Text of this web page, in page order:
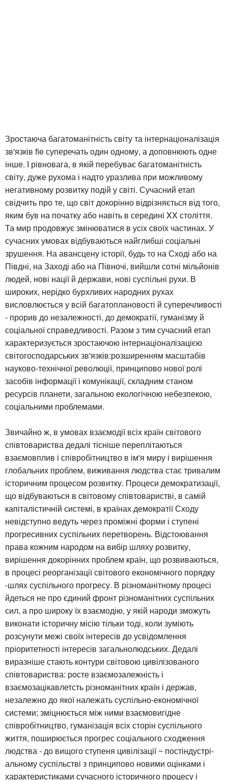
Зростаюча багатоманітність світу та інтернаціоналізація
зв'язків fie суперечать один одному, а доповнюють одне
інше. І рівновага, в якій перебуває багатоманітність
світу, дуже рухома і надто уразлива при можливому
негативному розвитку подій у світі. Сучасний етап
свідчить про те, що світ докорінно відрізняється від того,
яким був на початку або навіть в середині XX століття.
Та мир продовжує змінюватися в усіх своїх частинах. У
сучасних умовах відбуваються найглибші соціальні
зрушення. На авансцену історії, будь то на Сході або на
Півдні, на Заході або на Півночі, вийшли сотні мільйонів
людей, нові нації й держави, нові суспільні рухи. В
широких, нерідко бурхливих народних рухах
висловлюється у всій багатоплановості й суперечливості
- прорив до незалежності, до демократії, гуманізму й
соціальної справедливості. Разом з тим сучасний етап
характеризується зростаючою інтернаціоналізацією
світогосподарських зв'язків:розширенням масштабів
науково-технічної революції, принципово нової ролі
засобів інформації і комунікації, складним станом
ресурсів планети, загальною екологічною небезпекою,
соціальними проблемами.
Звичайно ж, в умовах взаємодії всіх країн світового
співтовариства дедалі тісніше переплітаються
взаємовплив і співробітництво в ім'я миру і вирішення
глобальних проблем, виживання людства стає тривалим
історичним процесом розвитку. Процеси демократизації,
що відбуваються в світовому співтоваристві, в самій
капіталістичній системі, в країнах демократії Сходу
невідступно ведуть через проміжні форми і ступені
прогресивних суспільних перетворень. Відстоювання
права кожним народом на вибір шляху розвитку,
вирішення докорінних проблем країн, що розвиваються,
в процесі реорганізації світового економічного порядку
-шлях суспільного прогресу. В різноманітному процесі
йдеться не про єдиний фронт різноманітних суспільних
сил, а про широку їх взаємодію, у якій народи зможуть
виконати історичну місію тільки тоді, коли зуміють
розсунути межі своїх інтересів до усвідомлення
пріоритетності інтересів загальнолюдських. Дедалі
виразніше стають контури світовою цивілізованого
співтовариства: росте взаємозалежність і
взаємозацікавлетсть різноманітних країн і держав,
незалежно до якої належать суспільно-економічної
системи; зміцнюється між ними взаємовигідне
співробітництво, гуманізація всіх сторін суспільного
життя, поширюється прогрес соціального сходження
людства - до вищого ступеня цивілізації ~ постіндустрі-
альному суспільстві з принципово новими оцінками і
характеристиками сучасного історичного процесу і